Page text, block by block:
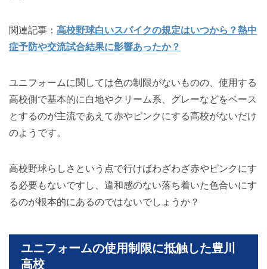
関連記事： 高校野球白いスパイクの規定はいつから？熱中
症予防や交流試合結果に影響あったか？
ユニフォームに関しては色の制限がないものの、使用する
高校側で基本的に白地やクリーム系、グレーなどをベース
とするのが主流であえて赤やピンクにする高校がないだけ
のようです。
高校野球らしさという点で行けばわざわざ赤やピンクにす
る必要もないですし、違和感のない落ち着いた色合いにす
るのが根本的にあるのではないでしょうか？
ユニフォームの使用制限に抵触した豊川
高校